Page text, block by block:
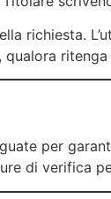
richiesta.
per
di verifica